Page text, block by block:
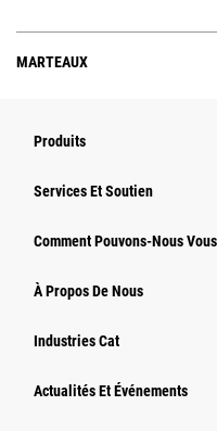
MARTEAUX
Produits
Services Et Soutien
Comment Pouvons-Nous
À Propos De Nous
Industries Cat
Actualités Et Événements